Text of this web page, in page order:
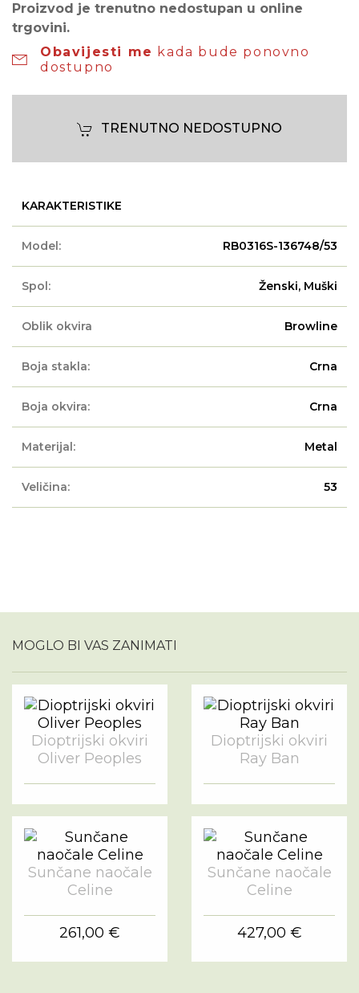
Proizvod je trenutno nedostupan u online
trgovini.
Obavijesti me kada bude ponovno
dostupno
TRENUTNO NEDOSTUPNO
KARAKTERISTIKE
Model: RB0316S-136748/53
Spol: Ženski, Muški
Oblik okvira Browline
Boja stakla: Crna
Boja okvira: Crna
Materijal: Metal
Veličina: 53
MOGLO BI VAS ZANIMATI
Dioptrijski okviri
Oliver Peoples
Dioptrijski okviri
Ray Ban
Sunčane naočale
Celine
261,00 €
Sunčane naočale
Celine
427,00 €